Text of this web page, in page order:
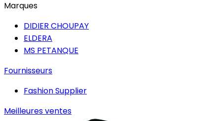
Marques
DIDIER CHOUPAY
ELDERA
MS PETANQUE
Fournisseurs
Fashion Supplier
Meilleures ventes